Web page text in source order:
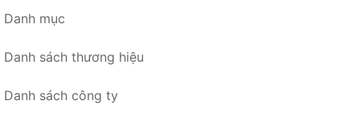
Danh mục
Danh sách thương hiệu
Danh sách công ty